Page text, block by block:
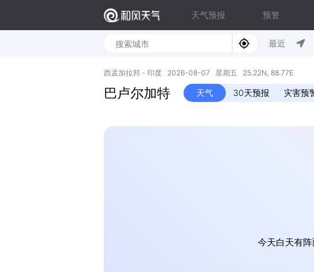
天气预报 预警
最近
西孟加拉邦 - 印度 2026-08-07 星期五 25.22N, 88.77E
巴卢尔加特 天气 30天预报 灾害预
今天白天有